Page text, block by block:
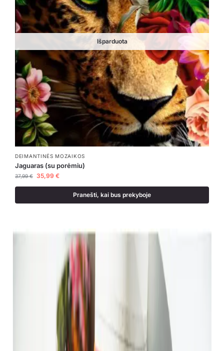
Išparduota
DEIMANTINĖS MOZAIKOS
Jaguaras (su porėmiu)
37,99€ 35,99 €
Pranešti, kai bus prekyboje